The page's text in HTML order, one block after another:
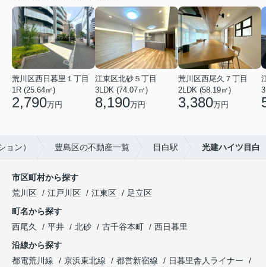
荒川区西日暮里１丁目
1R (25.64㎡)
2,790万円
江東区北砂５丁目
3LDK (74.07㎡)
8,190万円
荒川区西尾久７丁目
2LDK (58.19㎡)
3,380万円
ン） 豊島区の不動産一覧 目白駅 光建ハイツ目白
市区町村から探す
荒川区
江戸川区 江東区
足立区
町名から探す
西尾久
平井 北砂 古千谷本町
西日暮里
沿線から探す
都電荒川線
京浜東北線 都営新宿線
日暮里舎人ライナー